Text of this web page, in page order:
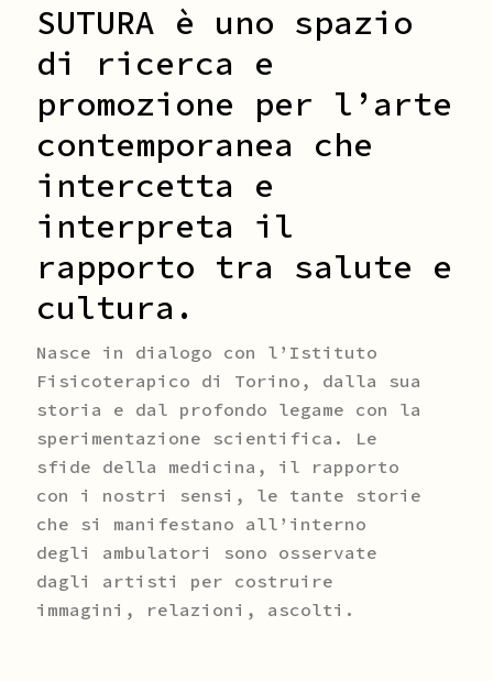
SUTURA è uno spazio
di ricerca e
promozione per l’arte
contemporanea che
intercetta e
interpreta il
rapporto tra salute e
cultura.
Nasce in dialogo con l’Istituto
Fisicoterapico di Torino, dalla sua
storia e dal profondo legame con la
sperimentazione scientifica. Le
sfide della medicina, il rapporto
con i nostri sensi, le tante storie
che si manifestano all’interno
degli ambulatori sono osservate
dagli artisti per costruire
immagini, relazioni, ascolti.